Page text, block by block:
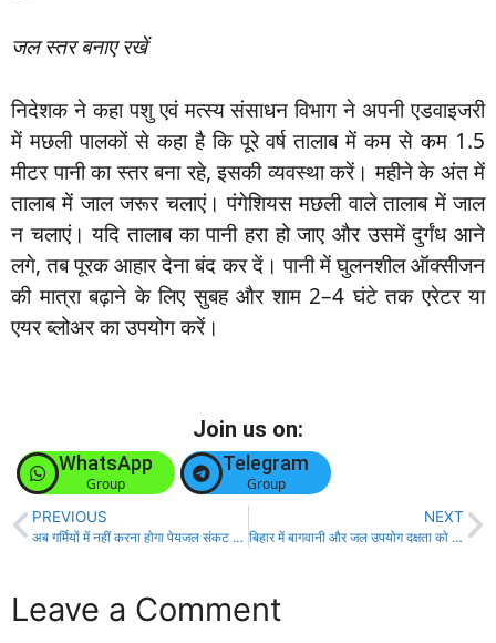
जल स्तर बनाए रखें
निदेशक ने कहा पशु एवं मत्स्य संसाधन विभाग ने अपनी एडवाइजरी
में मछली पालकों से कहा है कि पूरे वर्ष तालाब में कम से कम 1.5
मीटर पानी का स्तर बना रहे, इसकी व्यवस्था करें। महीने के अंत में
तालाब में जाल जरूर चलाएं। पंगेशियस मछली वाले तालाब में जाल
न चलाएं। यदि तालाब का पानी हरा हो जाए और उसमें दुर्गंध आने
लगे, तब पूरक आहार देना बंद कर दें। पानी में घुलनशील ऑक्सीजन
की मात्रा बढ़ाने के लिए सुबह और शाम 2–4 घंटे तक एरेटर या
एयर ब्लोअर का उपयोग करें।
Join us on:
WhatsApp
Group
Telegram
Group
PREVIOUS
अब गर्मियों में नहीं करना होगा पेयजल संकट का सामना, लोक स्वास्थ्य अभियंत्रण विभाग ने बनाई ठोस योजना!
NEXT
बिहार में बागवानी और जल उपयोग दक्षता को बढ़ावा देने हेतु सरकार दृढ़ संकल्पित!
Leave a Comment